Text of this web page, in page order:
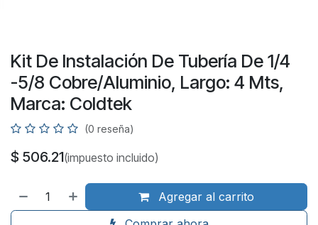
Kit De Instalación De Tubería De 1/4
-5/8 Cobre/Aluminio, Largo: 4 Mts,
Marca: Coldtek
(0 reseña)
$ 506.21(impuesto incluido)
Agregar al carrito